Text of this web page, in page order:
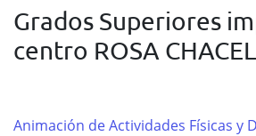
Grados Superiores
centro ROSA CHACEL
Animación de Actividades Físicas y